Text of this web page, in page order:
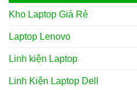
Kho Laptop Giá Rẻ
Laptop Lenovo
Linh kiện Laptop
Linh Kiện Laptop Dell